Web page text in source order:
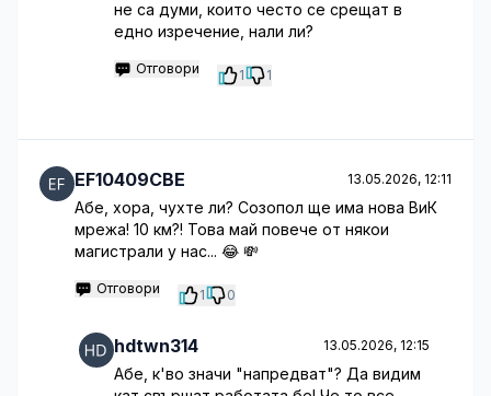
не са думи, които често се срещат в
едно изречение, нали ли?
Отговори 1 1
EF10409CBE 13.05.2026, 12:11
Абе, хора, чухте ли? Созопол ще има нова ВиК
мрежа! 10 км?! Това май повече от някои
магистрали у нас... 😂 💸
Отговори 1 0
hdtwn314 13.05.2026, 12:15
Абе, к'во значи "напредват"? Да видим